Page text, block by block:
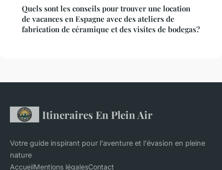
Quels sont les conseils pour trouver une location
de vacances en Espagne avec des ateliers de
fabrication de céramique et des visites de bodegas?
Itineraires En Plein Air
Votre guide inspirant pour l'aventure et l'évasion en pleine
nature
AccueilMentions légalesContact